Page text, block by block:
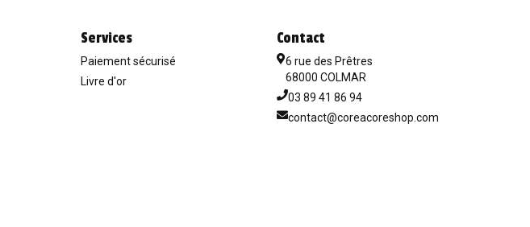
Services
Paiement sécurisé
Livre d'or
Contact
6 rue des Prêtres
68000 COLMAR
03 89 41 86 94
contact@coreacoreshop.com